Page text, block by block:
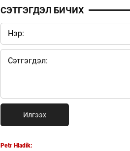
СЭТГЭГДЭЛ БИЧИХ
Илгээх
Petr Hladík: